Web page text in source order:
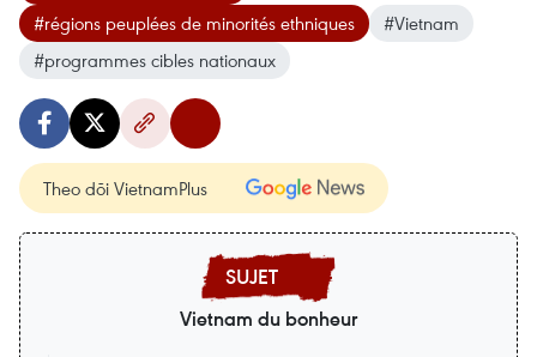
#régions peuplées de minorités ethniques
#Vietnam
#programmes cibles nationaux
Theo dõi VietnamPlus
Vietnam du bonheur